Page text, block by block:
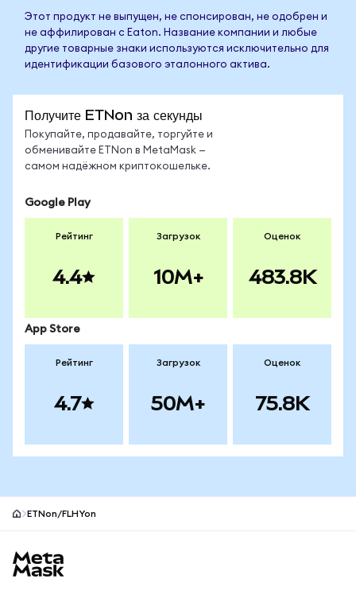
Этот продукт не выпущен, не спонсирован, не одобрен и
не аффилирован с Eaton. Название компании и любые
другие товарные знаки используются исключительно для
идентификации базового эталонного актива.
Получите ETNon за секунды
Покупайте, продавайте, торгуйте и
обменивайте ETNon в MetaMask —
самом надёжном криптокошельке.
Google Play
Рейтинг
4.4
Загрузок
10M+
Оценок
483.8K
App Store
Рейтинг
4.7
Загрузок
50M+
Оценок
75.8K
ETNon/FLHYon